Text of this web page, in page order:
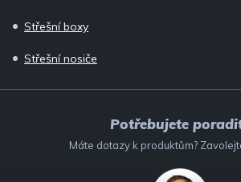
Střešní boxy
Střešní nosiče
Potřebujete
Máte dotazy k produktům?